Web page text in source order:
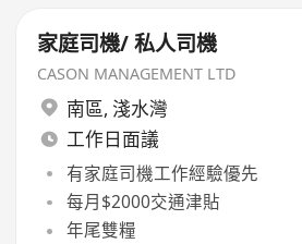
家庭司機/ 私人司機
CASON MANAGEMENT LTD
南區, 淺水灣
工作日面議
有家庭司機工作經驗優先
每月$2000交通津貼
年尾雙糧